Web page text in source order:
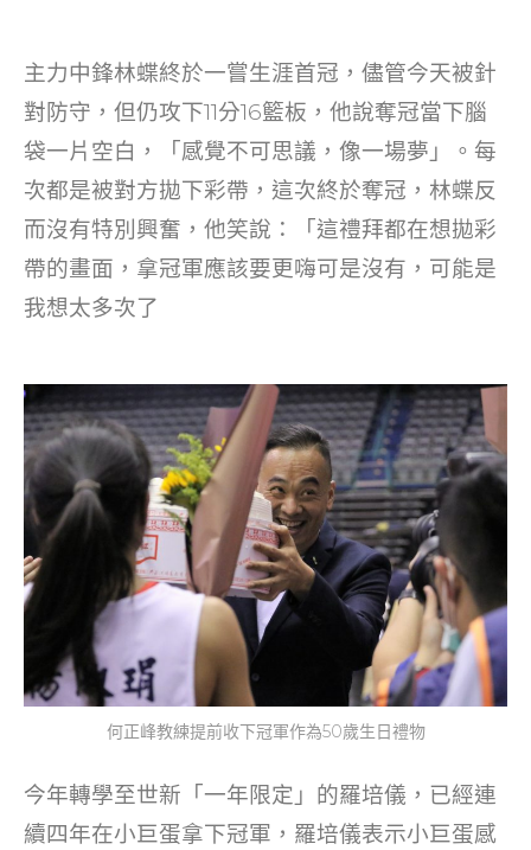
主力中鋒林蝶終於一嘗生涯首冠，儘管今天被針
對防守，但仍攻下11分16籃板，他說奪冠當下腦
袋一片空白，「感覺不可思議，像一場夢」。每
次都是被對方拋下彩帶，這次終於奪冠，林蝶反
而沒有特別興奮，他笑說：「這禮拜都在想拋彩
帶的畫面，拿冠軍應該要更嗨可是沒有，可能是
我想太多次了
何正峰教練提前收下冠軍作為50歲生日禮物
今年轉學至世新「一年限定」的羅培儀，已經連
續四年在小巨蛋拿下冠軍，羅培儀表示小巨蛋感